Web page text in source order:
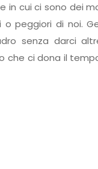
cui ci sono dei
o peggiori di noi.
senza darci
che ci dona il